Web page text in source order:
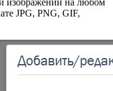
JPG, PNG, GIF,